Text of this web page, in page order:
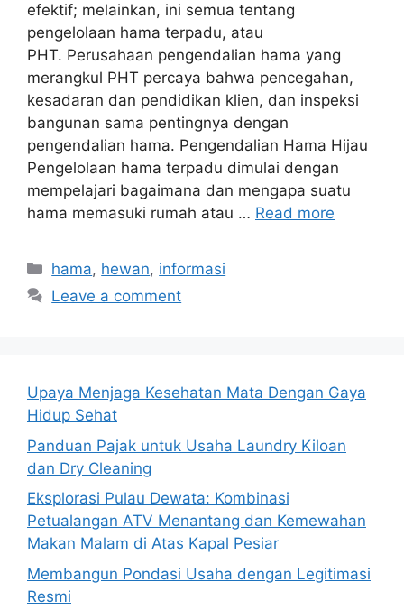
efektif; melainkan, ini semua tentang
pengelolaan hama terpadu, atau
PHT. Perusahaan pengendalian hama yang
merangkul PHT percaya bahwa pencegahan,
kesadaran dan pendidikan klien, dan inspeksi
bangunan sama pentingnya dengan
pengendalian hama. Pengendalian Hama Hijau
Pengelolaan hama terpadu dimulai dengan
mempelajari bagaimana dan mengapa suatu
hama memasuki rumah atau … Read more
Categories
hama, hewan, informasi
Leave a comment
Upaya Menjaga Kesehatan Mata Dengan Gaya
Hidup Sehat
Panduan Pajak untuk Usaha Laundry Kiloan
dan Dry Cleaning
Eksplorasi Pulau Dewata: Kombinasi
Petualangan ATV Menantang dan Kemewahan
Makan Malam di Atas Kapal Pesiar
Membangun Pondasi Usaha dengan Legitimasi
Resmi